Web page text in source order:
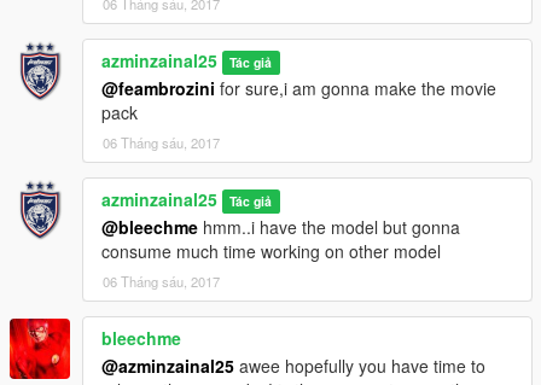
azminzainal25 Tác giả
@feambrozini for sure,i am gonna make the movie
pack
06 Tháng sáu, 2017
azminzainal25 Tác giả
@bleechme hmm..i have the model but gonna
consume much time working on other model
06 Tháng sáu, 2017
bleechme
@azminzainal25 awee hopefully you have time to